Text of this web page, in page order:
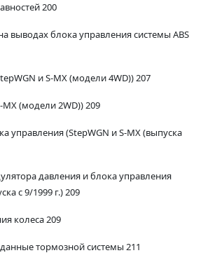
200
выводах блока управления системы ABS
и S-MX (модели 4WD)) 207
(модели 2WD)) 209
управления (StepWGN и S-MX (выпуска
давления и блока управления
с 9/1999 г.) 209
колеса 209
тормозной системы 211